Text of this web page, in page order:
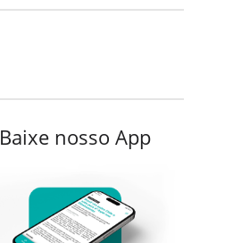
Baixe nosso App